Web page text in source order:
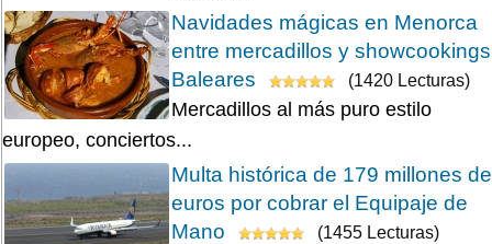
Navidades mágicas en Menorca
entre mercadillos y
Baleares
(1420 Lecturas)
Mercadillos al más puro estilo
europeo, conciertos...
Multa histórica de 179 millones de
euros por cobrar el Equipaje de
Mano
(1455 Lecturas)